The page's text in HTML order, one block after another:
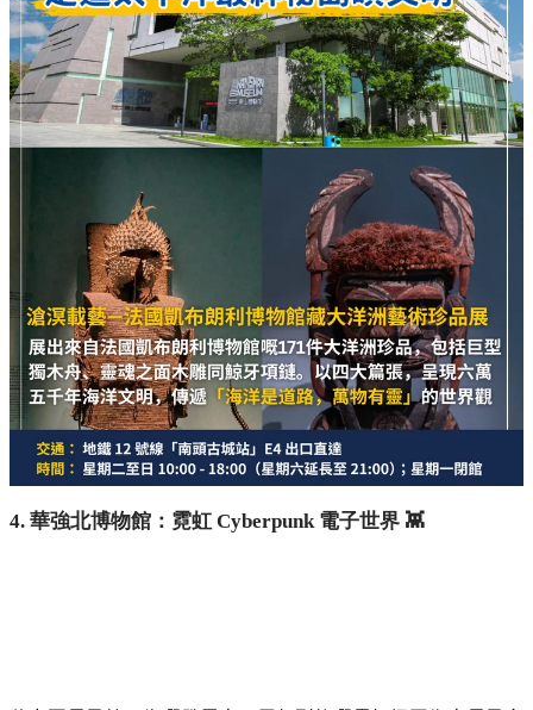
4. 華強北博物館：霓虹 Cyberpunk 電子世界 👾